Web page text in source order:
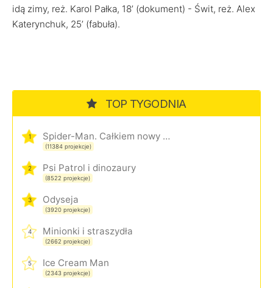
idą zimy, reż. Karol Pałka, 18’ (dokument) - Świt, reż. Alex
Katerynchuk, 25’ (fabuła).
TOP TYGODNIA
1 Spider-Man. Całkiem nowy dzień
(11384 projekcje)
2 Psi Patrol i dinozaury
(8522 projekcje)
3 Odyseja
(3920 projekcje)
4 Minionki i straszydła
(2662 projekcje)
5 Ice Cream Man
(2343 projekcje)